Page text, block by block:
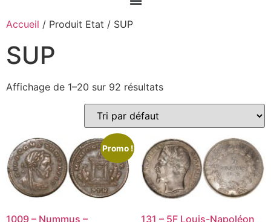
Accueil / Produit Etat / SUP
SUP
Affichage de 1–20 sur 92 résultats
Promo !
1009 – Nummus –
131 – 5F Louis-Napoléon